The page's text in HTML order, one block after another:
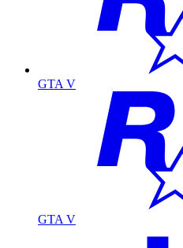
GTA V
GTA V